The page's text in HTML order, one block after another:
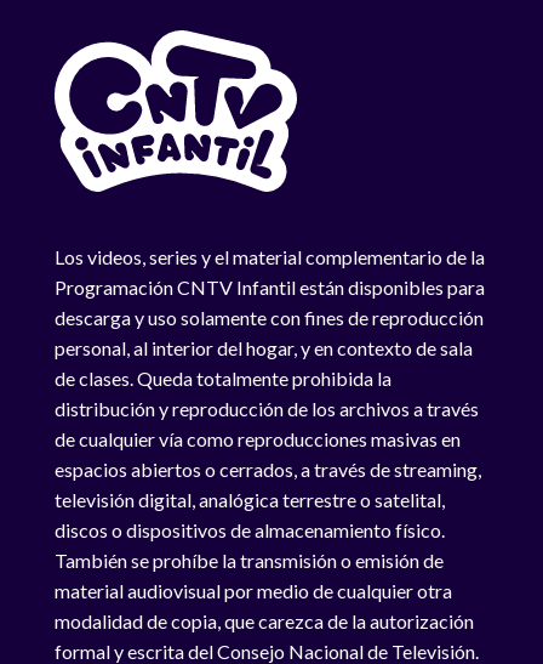
Los videos, series y el material complementario de la
Programación CNTV Infantil están disponibles para
descarga y uso solamente con fines de reproducción
personal, al interior del hogar, y en contexto de sala
de clases. Queda totalmente prohibida la
distribución y reproducción de los archivos a través
de cualquier vía como reproducciones masivas en
espacios abiertos o cerrados, a través de streaming,
televisión digital, analógica terrestre o satelital,
discos o dispositivos de almacenamiento físico.
También se prohíbe la transmisión o emisión de
material audiovisual por medio de cualquier otra
modalidad de copia, que carezca de la autorización
formal y escrita del Consejo Nacional de Televisión.